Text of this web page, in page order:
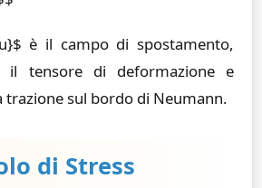
è il campo di spostamento,
il tensore di deformazione e
sul bordo di Neumann.
di Stress